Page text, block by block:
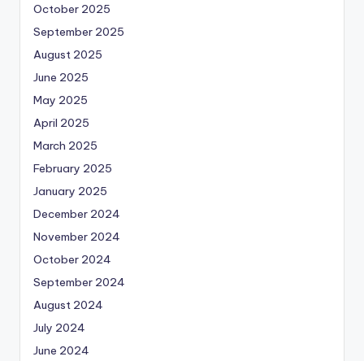
October 2025
September 2025
August 2025
June 2025
May 2025
April 2025
March 2025
February 2025
January 2025
December 2024
November 2024
October 2024
September 2024
August 2024
July 2024
June 2024